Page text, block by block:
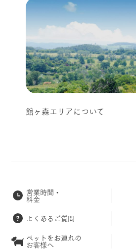
館ヶ森エリアについて
営業時間・
料金
よくあるご質問
ペットをお連れの
お客様へ